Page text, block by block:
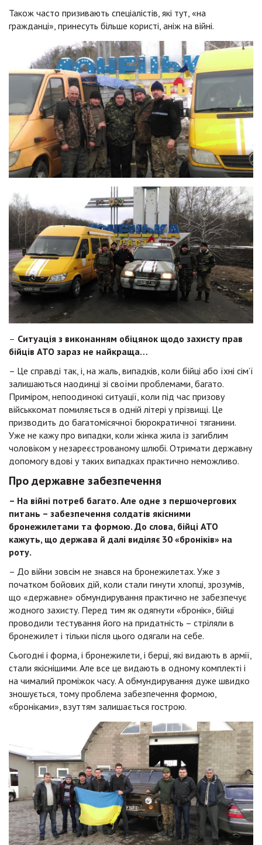
Також часто призивають спеціалістів, які тут, «на
гражданці», принесуть більше користі, аніж на війні.
– Ситуація з виконанням обіцянок щодо захисту прав
бійців АТО зараз не найкраща…
– Це справді так, і, на жаль, випадків, коли бійці або їхні сім’ї
залишаються наодинці зі своїми проблемами, багато.
Приміром, непоодинокі ситуації, коли під час призову
військкомат помиляється в одній літері у прізвищі. Це
призводить до багатомісячної бюрократичної тяганини.
Уже не кажу про випадки, коли жінка жила із загиблим
чоловіком у незареєстрованому шлюбі. Отримати державну
допомогу вдові у таких випадках практично неможливо.
Про державне забезпечення
– На війні потреб багато. Але одне з першочергових
питань – забезпечення солдатів якісними
бронежилетами та формою. До слова, бійці АТО
кажуть, що держава й далі виділяє 30 «броніків» на
роту.
– До війни зовсім не знався на бронежилетах. Уже з
початком бойових дій, коли стали гинути хлопці, зрозумів,
що «державне» обмундирування практично не забезпечує
жодного захисту. Перед тим як одягнути «бронік», бійці
проводили тестування його на придатність – стріляли в
бронежилет і тільки після цього одягали на себе.
Сьогодні і форма, і бронежилети, і берці, які видають в армії,
стали якіснішими. Але все це видають в одному комплекті і
на чималий проміжок часу. А обмундирування дуже швидко
зношується, тому проблема забезпечення формою,
«броніками», взуттям залишається гострою.